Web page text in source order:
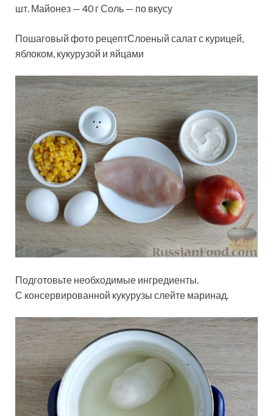
шт. Майонез — 40 г Соль — по вкусу
Пошаговый фото рецептСлоеный салат с курицей,
яблоком, кукурузой и яйцами
Подготовьте необходимые ингредиенты.
С консервированной кукурузы слейте маринад.